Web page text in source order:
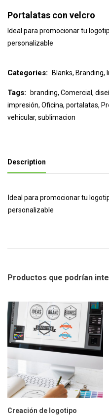
Portalatas con velcro
Ideal para promocionar tu
personalizable
Categories: Blanks, Branding,
Tags: branding, Comercial ,
impresión, Oficina, portalatas,
vehicular, sublimacion
Description
Ideal para promocionar tu
personalizable
Productos que podrían
Creación de logotipo